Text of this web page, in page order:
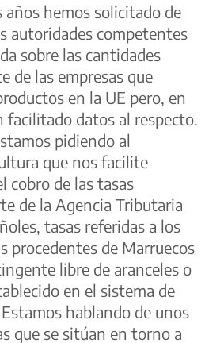
hemos solicitado de
autoridades competentes
sobre las cantidades
de las empresas que
en la UE pero, en
facilitado datos al respecto.
pidiendo al
que nos facilite
cobro de las tasas
de la Agencia Tributaria
tasas referidas a los
procedentes de Marruecos
libre de aranceles o
en el sistema de
hablando de unos
que se sitúan en torno a